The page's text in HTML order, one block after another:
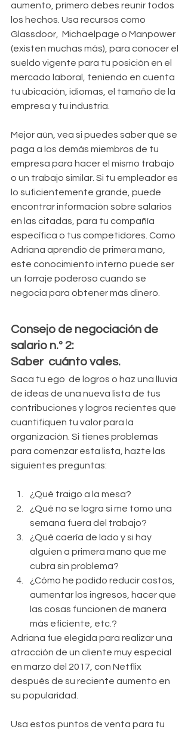
aumento, primero debes reunir todos
los hechos. Usa recursos como
Glassdoor,  Michaelpage o Manpower
(existen muchas más), para conocer el
sueldo vigente para tu posición en el
mercado laboral, teniendo en cuenta
tu ubicación, idiomas, el tamaño de la
empresa y tu industria.
Mejor aún, vea si puedes saber qué se
paga a los demás miembros de tu
empresa para hacer el mismo trabajo
o un trabajo similar. Si tu empleador es
lo suficientemente grande, puede
encontrar información sobre salarios
en las citadas, para tu compañía
específica o tus competidores. Como
Adriana aprendió de primera mano,
este conocimiento interno puede ser
un forraje poderoso cuando se
negocia para obtener más dinero.
Consejo de negociación de
salario n.º 2:
Saber  cuánto vales.
Saca tu ego  de logros o haz una lluvia
de ideas de una nueva lista de tus
contribuciones y logros recientes que
cuantifiquen tu valor para la
organización. Si tienes problemas
para comenzar esta lista, hazte las
siguientes preguntas:
¿Qué traigo a la mesa?
¿Qué no se logra si me tomo una
semana fuera del trabajo?
¿Qué caería de lado y si hay
alguien a primera mano que me
cubra sin problema?
¿Cómo he podido reducir costos,
aumentar los ingresos, hacer que
las cosas funcionen de manera
más eficiente, etc.?
Adriana fue elegida para realizar una
atracción de un cliente muy especial
en marzo del 2017, con Netflix
después de su reciente aumento en
su popularidad.
Usa estos puntos de venta para tu